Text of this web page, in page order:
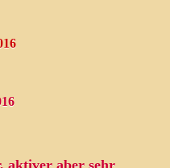
aber sehr